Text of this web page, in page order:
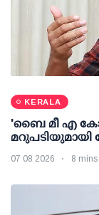
KERALA
'ബൈ മീ എ
07 08 2026 8 mins